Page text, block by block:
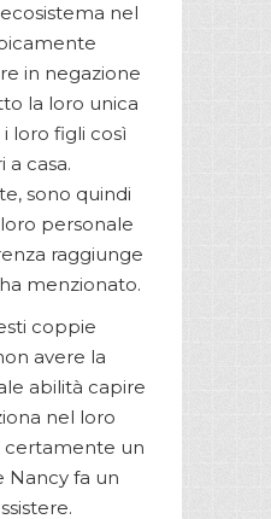
nel
in negazione
la loro unica
loro figli così
a casa.
sono quindi
personale
raggiunge
menzionato.
coppie
avere la
abilità capire
nel loro
certamente un
Nancy fa un